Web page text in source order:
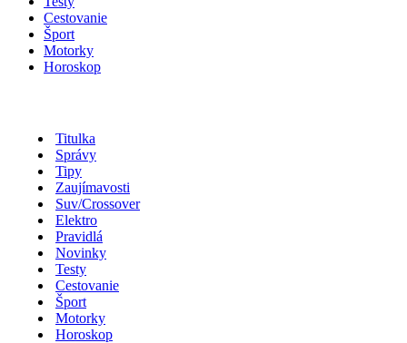
Cestovanie
Šport
Motorky
Horoskop
Titulka
Správy
Tipy
Zaujímavosti
Suv/Crossover
Elektro
Pravidlá
Novinky
Testy
Cestovanie
Šport
Motorky
Horoskop